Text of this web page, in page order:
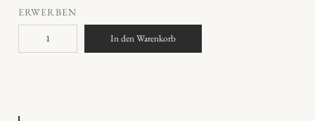
ERWERBEN
a
s
In den Warenkorb